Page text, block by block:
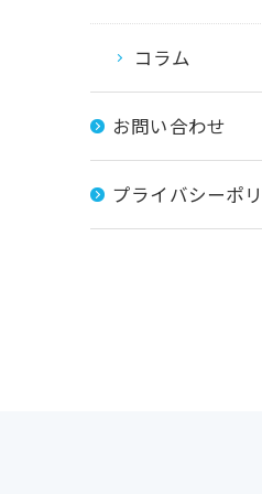
コラム
お問い合わせ
プライバシーポ